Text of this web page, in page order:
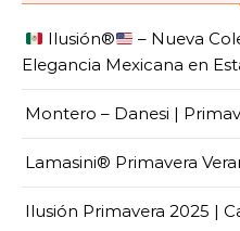
Ilusión®️
– Nueva
Elegancia Mexicana en
Montero – Danesi |
Lamasini® Primavera
Ilusión Primavera 2025 |